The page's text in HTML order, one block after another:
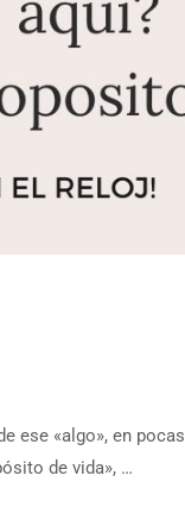
ese «algo», en pocas
de vida», …